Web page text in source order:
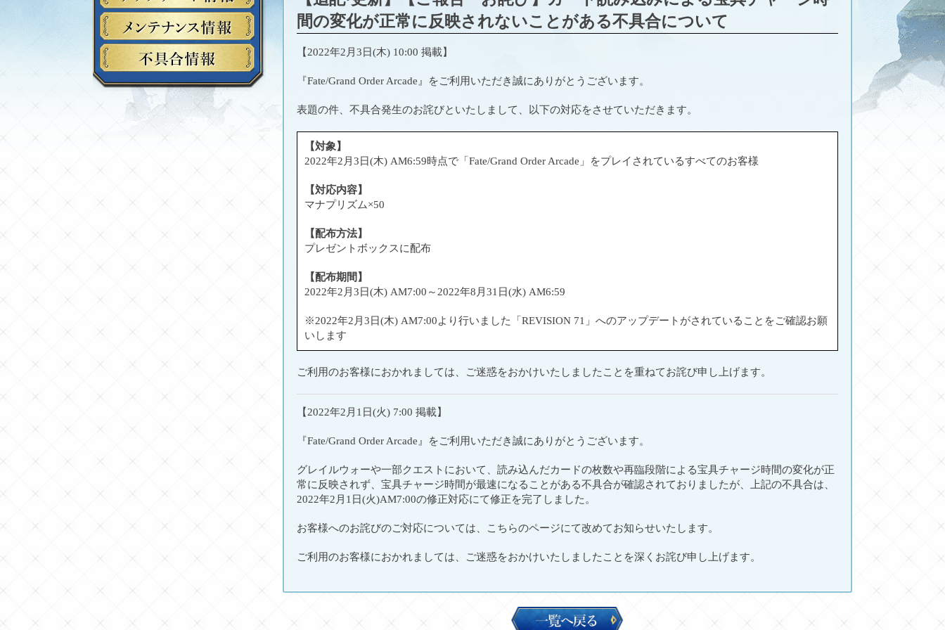
間の変化が正常に反映されないことがある不具合について
【2022年2月3日(木) 10:00 掲載】
『Fate/Grand Order Arcade』をご利用いただき誠にありがとうございます。
表題の件、不具合発生のお詫びといたしまして、以下の対応をさせていただきます。
【対象】
2022年2月3日(木) AM6:59時点で「Fate/Grand Order Arcade」をプレイされているすべてのお客様
【対応内容】
マナプリズム×50
【配布方法】
プレゼントボックスに配布
【配布期間】
2022年2月3日(木) AM7:00～2022年8月31日(水) AM6:59
※2022年2月3日(木) AM7:00より行いました「REVISION 71」へのアップデートがされていることをご確認お願
いします
ご利用のお客様におかれましては、ご迷惑をおかけいたしましたことを重ねてお詫び申し上げます。
【2022年2月1日(火) 7:00 掲載】
『Fate/Grand Order Arcade』をご利用いただき誠にありがとうございます。
グレイルウォーや一部クエストにおいて、読み込んだカードの枚数や再臨段階による宝具チャージ時間の変化が正
常に反映されず、宝具チャージ時間が最速になることがある不具合が確認されておりましたが、上記の不具合は、
2022年2月1日(火)AM7:00の修正対応にて修正を完了しました。
お客様へのお詫びのご対応については、こちらのページにて改めてお知らせいたします。
ご利用のお客様におかれましては、ご迷惑をおかけいたしましたことを深くお詫び申し上げます。
一覧へ戻る